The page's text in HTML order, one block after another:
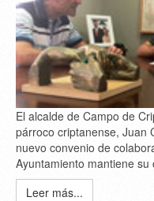
El alcalde de Campo de
párroco criptanense, Juan
nuevo convenio de
Ayuntamiento mantiene su
Leer más...